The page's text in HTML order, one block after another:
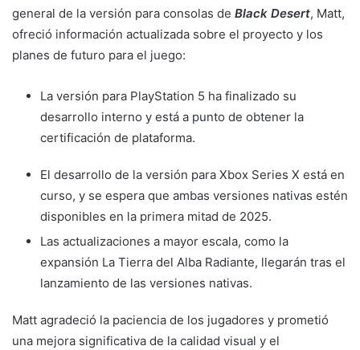
general de la versión para consolas de Black Desert, Matt,
ofreció información actualizada sobre el proyecto y los
planes de futuro para el juego:
La versión para PlayStation 5 ha finalizado su
desarrollo interno y está a punto de obtener la
certificación de plataforma.
El desarrollo de la versión para Xbox Series X está en
curso, y se espera que ambas versiones nativas estén
disponibles en la primera mitad de 2025.
Las actualizaciones a mayor escala, como la
expansión La Tierra del Alba Radiante, llegarán tras el
lanzamiento de las versiones nativas.
Matt agradeció la paciencia de los jugadores y prometió
una mejora significativa de la calidad visual y el